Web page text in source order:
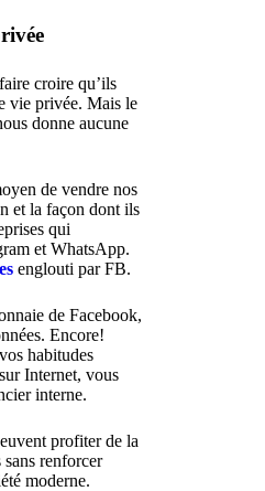
croire qu’ils
vie privée. Mais le
donne aucune
de vendre nos
et la façon dont ils
qui
et WhatsApp.
englouti par FB.
de Facebook,
Encore!
habitudes
Internet, vous
interne.
profiter de la
renforcer
moderne.